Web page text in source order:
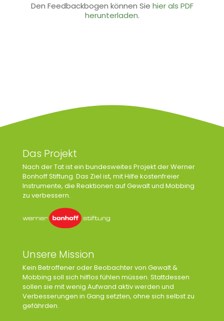
Den Feedbackbogen können Sie hier als PDF
herunterladen.
Das Projekt
Nach der Tat ist ein bundesweites Projekt der Werner
Bonhoff Stiftung. Das Ziel ist, mit Hilfe kostenfreier
Instrumente, die Reaktionen auf Gewalt und Mobbing
zu verbessern.
Unsere Mission
Kein Betroffener oder Beobachter von Gewalt &
Mobbing soll sich hilflos fühlen müssen. Stattdessen
sollen sie mit wenig Aufwand aktiv werden und
Verbesserungen in Gang setzten, ohne sich selbst zu
gefährden.